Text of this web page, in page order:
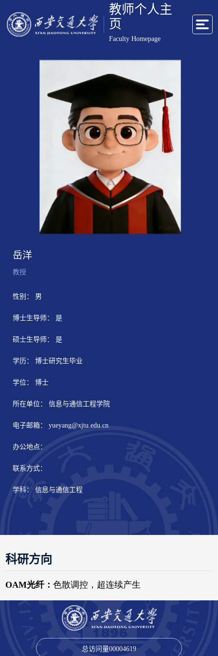
教师个人主
页
Faculty Homepage
岳洋
教授
性别： 男
博士生导师： 是
硕士生导师： 是
学历： 博士研究生毕业
学位： 博士
所在单位： 信息与通信工程学院
电子邮箱：yueyang@xjtu.edu.cn
办公地点：
联系方式：
学科： 信息与通信工程
科研方向
总访问量00004619